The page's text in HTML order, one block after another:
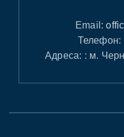
Email:
Телефон:
Адреса: : м.